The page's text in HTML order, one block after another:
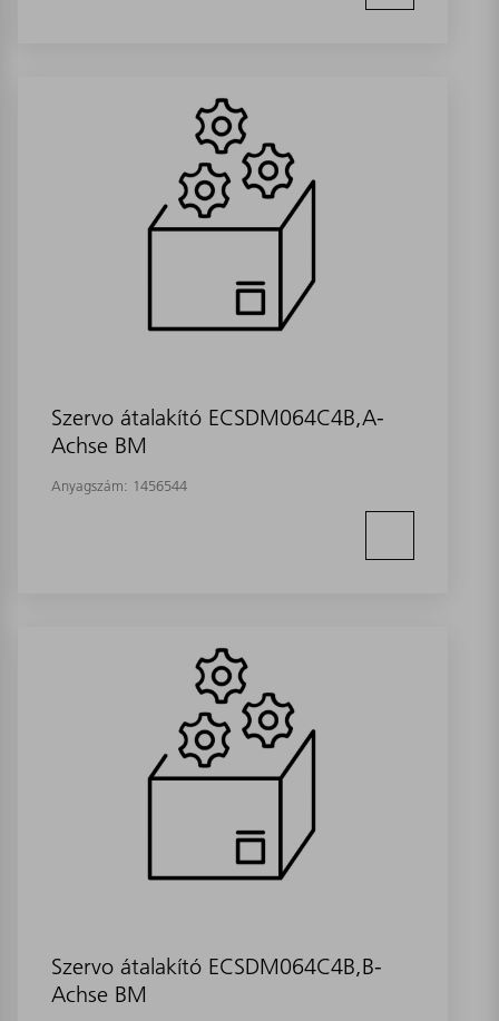
Szervo átalakító ECSDM064C4B,A-
Achse BM
Anyagszám: 1456544
Szervo átalakító ECSDM064C4B,B-
Achse BM